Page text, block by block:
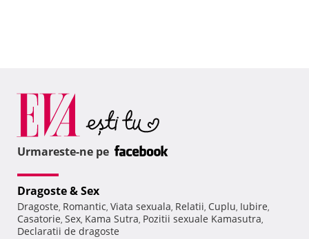
Urmareste-ne pe
Dragoste & Sex
Dragoste, Romantic, Viata sexuala, Relatii, Cuplu, Iubire,
Casatorie, Sex, Kama Sutra, Pozitii sexuale Kamasutra,
Declaratii de dragoste